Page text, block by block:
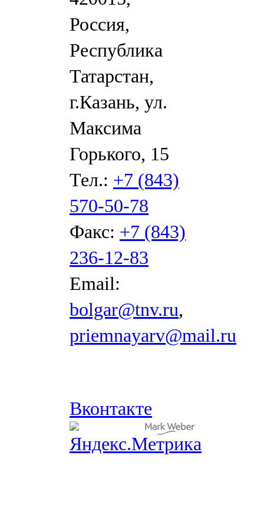
Россия,
Республика
Татарстан,
г.Казань, ул.
Максима
Горького, 15
Тел.: +7 (843)
570-50-78
Факс: +7 (843)
236-12-83
Email:
bolgar@tnv.ru,
priemnayarv@mail.ru
Вконтакте